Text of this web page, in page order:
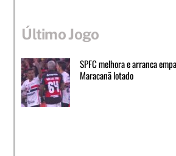
Último Jogo
SPFC melhora e arranca
Maracanã lotado